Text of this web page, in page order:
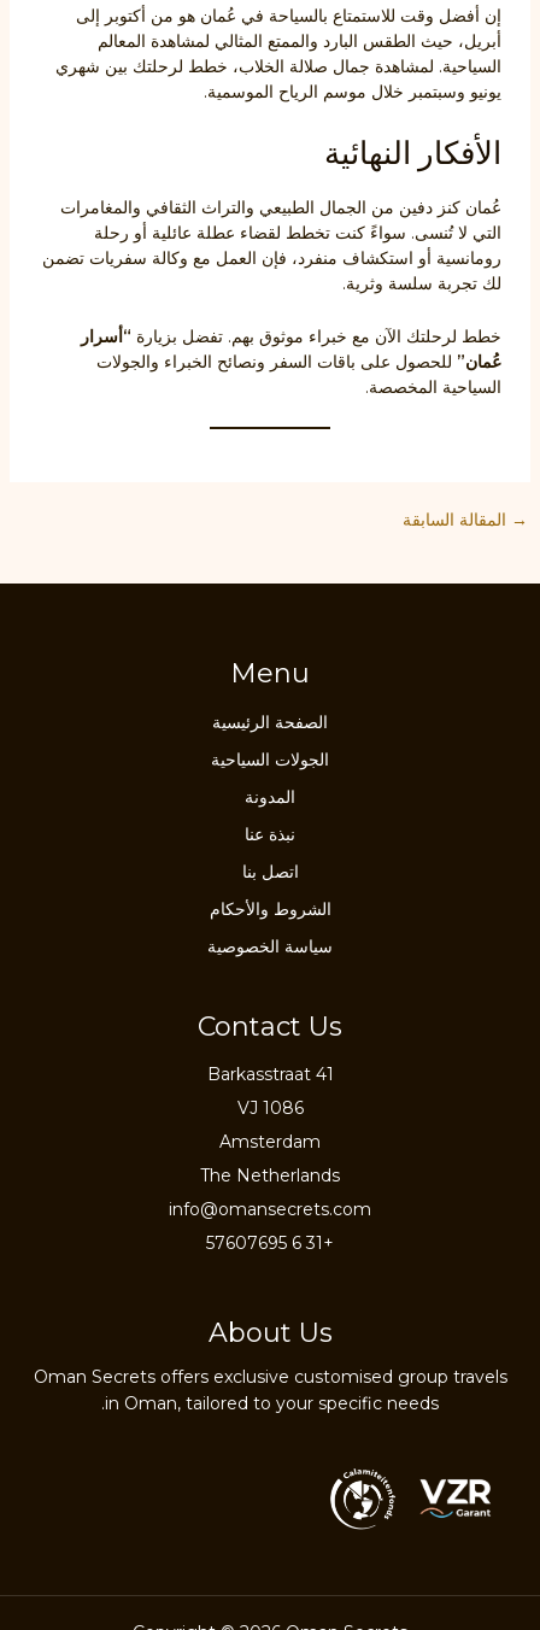
إن أفضل وقت للاستمتاع بالسياحة في عُمان هو من أكتوبر إلى
أبريل، حيث الطقس البارد والممتع المثالي لمشاهدة المعالم
السياحية. لمشاهدة جمال صلالة الخلاب، خطط لرحلتك بين شهري
يونيو وسبتمبر خلال موسم الرياح الموسمية.
الأفكار النهائية
عُمان كنز دفين من الجمال الطبيعي والتراث الثقافي والمغامرات
التي لا تُنسى. سواءً كنت تخطط لقضاء عطلة عائلية أو رحلة
رومانسية أو استكشاف منفرد، فإن العمل مع وكالة سفريات تضمن
لك تجربة سلسة وثرية.
خطط لرحلتك الآن مع خبراء موثوق بهم. تفضل بزيارة “أسرار
عُمان” للحصول على باقات السفر ونصائح الخبراء والجولات
السياحية المخصصة.
Post
→ المقالة السابقة
Menu
الصفحة الرئيسية
الجولات السياحية
المدونة
نبذة عنا
اتصل بنا
الشروط والأحكام
سياسة الخصوصية
Contact Us
Barkasstraat 41
1086 VJ
Amsterdam
The Netherlands
info@omansecrets.com
+31 6 57607695
About Us
Oman Secrets offers exclusive customised group travels
in Oman, tailored to your specific needs.